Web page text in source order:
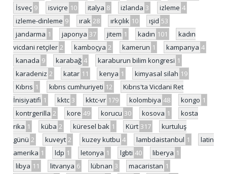
İsveç 9 isviçre 10 italya 8 izlanda 3 izleme 4
izleme-dinleme 9 ırak 28 ırkçılık 10 ışid 53
jandarma 1 japonya 37 jitem 1 kadın 101
kadın
vicdani retçiler 2 kamboçya 2 kamerun 1 kampanya 4
kanada 9 karabağ 4 karaburun bilim kongresi 1
karadeniz 2 katar 11 kenya 1 kimyasal silah 19
Kıbrıs 1 kıbrıs cumhuriyeti 12
Kıbrıs'ta Vicdani Ret
İnisiyatifi 1 kktc 3 kktc-vr 179 kolombiya 48 kongo 1
kontrgerilla 2 kore 49 korucu 30 kosova 1
kosta
rika 1 küba 2 küresel bak 1 Kürt 317
kurtuluş
günü 2 kuveyt 2 kuzey kutbu 4 lambdaistanbul 1
latin
amerika 1 ldp 1 letonya 1 lgbti 40 liberya 1
libya 11 litvanya 6 lübnan 3 macaristan 1